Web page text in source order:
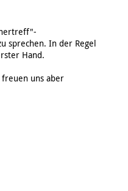
sprechen. In der Regel
Hand.
uns aber